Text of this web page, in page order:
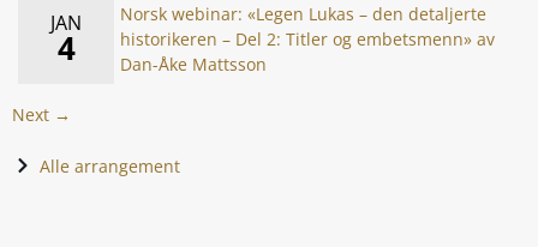
JAN
4
Norsk webinar: «Legen Lukas – den detaljerte
historikeren – Del 2: Titler og embetsmenn» av
Dan-Åke Mattsson
Next →
Alle arrangement